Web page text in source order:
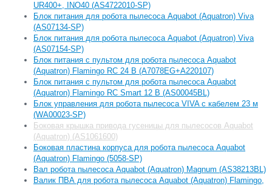
UR400+, INO40 (AS4722010-SP)
Блок питания для робота пылесоса Aquabot (Aquatron) Viva
(AS07134-SP)
Блок питания для робота пылесоса Aquabot (Aquatron) Viva
(AS07154-SP)
Блок питания с пультом для робота пылесоса Aquabot
(Aquatron) Flamingo RC 24 В (А7078EG+A220107)
Блок питания с пультом для робота пылесоса Aquabot
(Aquatron) Flamingo RC Smart 12 В (AS00045BL)
Блок управления для робота пылесоса VIVA с кабелем 23 м
(WA00023-SP)
Боковая крышка привода гусеницы для пылесосов Aquabot
(Aquatron) (AS1061600)
Боковая пластина корпуса для робота пылесоса Aquabot
(Aquatron) Flamingo (5058-SP)
Вал робота пылесоса Aquabot (Aquatron) Magnum (AS38213BL)
Валик ПВА для робота пылесоса Aquabot (Aquatron) Flamingo,